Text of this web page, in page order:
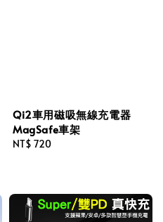
Qi2車用磁吸無線充電器
MagSafe車架
Regular
NT$ 720